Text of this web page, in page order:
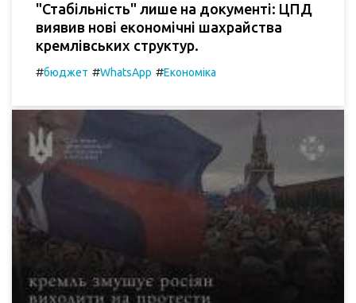
"Стабільність" лише на документі: ЦПД
виявив нові економічні шахрайства
кремлівських структур.
#бюджет #WhatsApp #Економіка